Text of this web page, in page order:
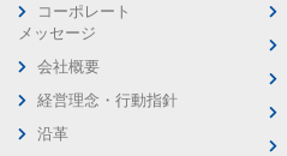
コーポレート
メッセージ
会社概要
経営理念・行動指針
沿革